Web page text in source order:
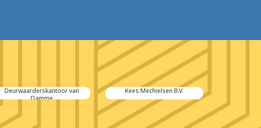
Deurwaarderskantoor van
Damme
Kees Mechielsen B.V.